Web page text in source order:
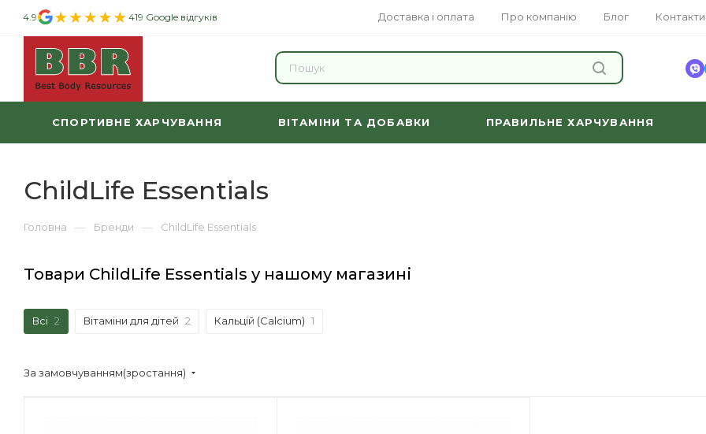
Доставка і оплата Про компанію Блог Контакти
4.9 419 Google відгуків
СПОРТИВНЕ ХАРЧУВАННЯ ВІТАМІНИ ТА ДОБАВКИ ПРАВИЛЬНЕ ХАРЧУВАННЯ
ChildLife Essentials
Головна — Бренди — ChildLife Essentials
Товари ChildLife Essentials у нашому магазині
Всі 2 Вітаміни для дітей 2 Кальцій (Calcium) 1
За замовчуванням(зростання)